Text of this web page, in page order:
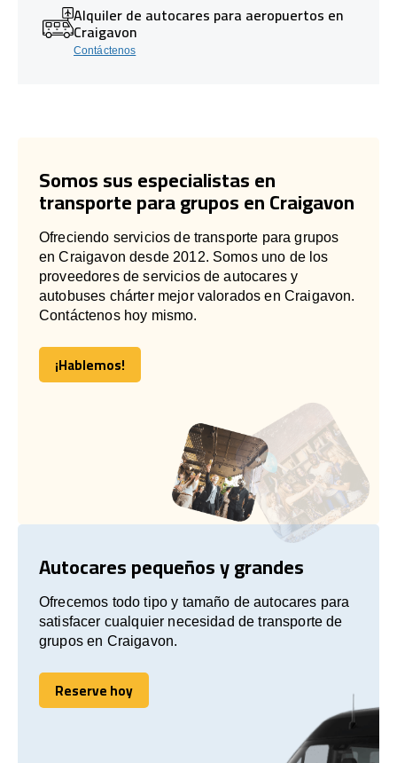
Alquiler de autocares para aeropuertos en
Craigavon
Contáctenos
Somos sus especialistas en
transporte para grupos en Craigavon
Ofreciendo servicios de transporte para grupos
en Craigavon desde 2012. Somos uno de los
proveedores de servicios de autocares y
autobuses chárter mejor valorados en Craigavon.
Contáctenos hoy mismo.
¡Hablemos!
¡Hablemos!
Autocares pequeños y grandes
Ofrecemos todo tipo y tamaño de autocares para
satisfacer cualquier necesidad de transporte de
grupos en Craigavon.
Reserve hoy
Reserve hoy